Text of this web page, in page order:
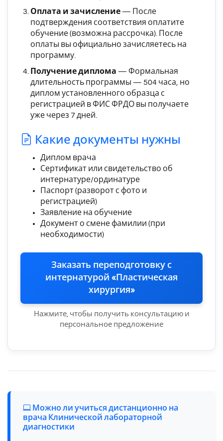
Оплата и зачисление— После
подтверждения соответствия оплатите
обучение (возможна рассрочка). После
оплаты вы официально зачисляетесь на
программу.
Получение диплома — Формальная
длительность программы — 504 часа, но
диплом установленного образца с
регистрацией в ФИС ФРДО вы получаете
уже через 7 дней.
Какие документы нужны
Диплом врача
Сертификат или свидетельство об
интернатуре/ординатуре
Паспорт (разворот с фото и
регистрацией)
Заявление на обучение
Документ о смене фамилии (при
необходимости)
Заказать переподготовку с
интернатурой «Пластическая
хирургия»
Нажмите, чтобы получить консультацию и
персональное предложение
Можно ли учиться дистанционно на
врача Клинической лабораторной
диагностики